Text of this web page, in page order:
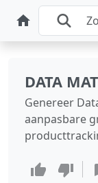
DATA
Genereer
aanpasbare